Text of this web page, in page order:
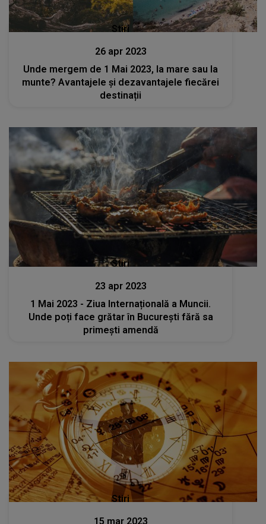
Stiri
26 apr 2023
Unde mergem de 1 Mai 2023, la mare sau la
munte? Avantajele și dezavantajele fiecărei
destinații
Stiri
23 apr 2023
1 Mai 2023 - Ziua Internațională a Muncii.
Unde poți face grătar în București fără sa
primești amendă
Stiri
15 mar 2023